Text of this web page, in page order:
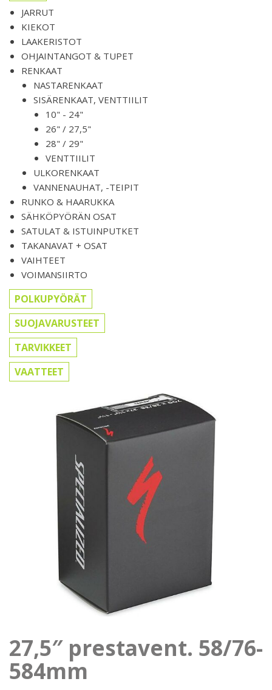
JARRUT
KIEKOT
LAAKERISTOT
OHJAINTANGOT & TUPET
RENKAAT
NASTARENKAAT
SISÄRENKAAT, VENTTIILIT
10" - 24"
26" / 27,5"
28" / 29"
VENTTIILIT
ULKORENKAAT
VANNENAUHAT, -TEIPIT
RUNKO & HAARUKKA
SÄHKÖPYÖRÄN OSAT
SATULAT & ISTUINPUTKET
TAKANAVAT + OSAT
VAIHTEET
VOIMANSIIRTO
POLKUPYÖRÄT
SUOJAVARUSTEET
TARVIKKEET
VAATTEET
27,5″ prestavent. 58/76-
584mm